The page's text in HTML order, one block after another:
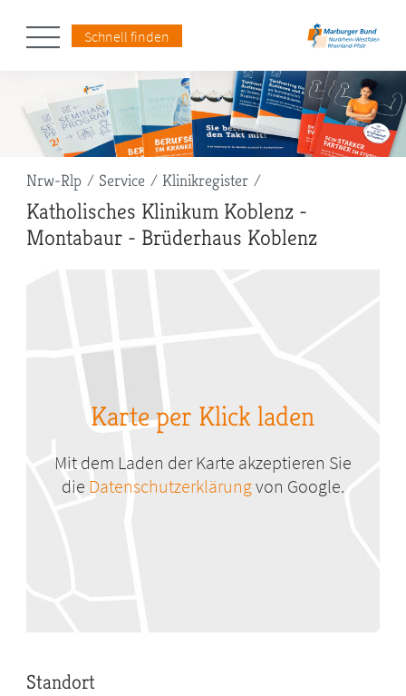
Schnell finden
Pfadnavigation
Nrw-Rlp Service Klinikregister
Katholisches Klinikum Koblenz -
Montabaur - Brüderhaus Koblenz
Karte per Klick laden
Mit dem Laden der Karte akzeptieren Sie
die Datenschutzerklärungvon Google.
Standort